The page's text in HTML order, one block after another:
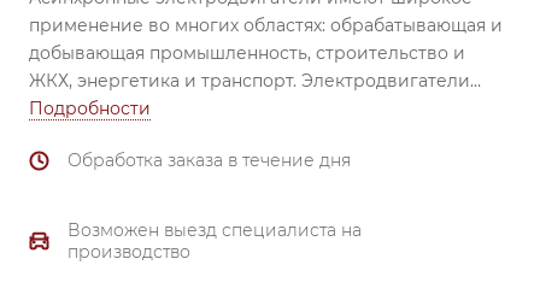
применение во многих областях: обрабатывающая и
добывающая промышленность, строительство и
ЖКХ, энергетика и транспорт. Электродвигатели
незаменимы при использовании в вентиляторах,
смесителях, механизмах перемещения, затворах и
подшипник (все электродвигатели комплектуются
высоконадежными подшипниками ведущих
Подробности
Обработка заказа в течение дня
Возможен выезд специалиста на
производство